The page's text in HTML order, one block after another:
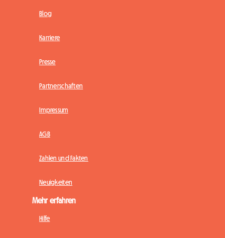
Blog
Karriere
Presse
Partnerschaften
Impressum
AGB
Zahlen und Fakten
Neuigkeiten
Mehr erfahren
Hilfe